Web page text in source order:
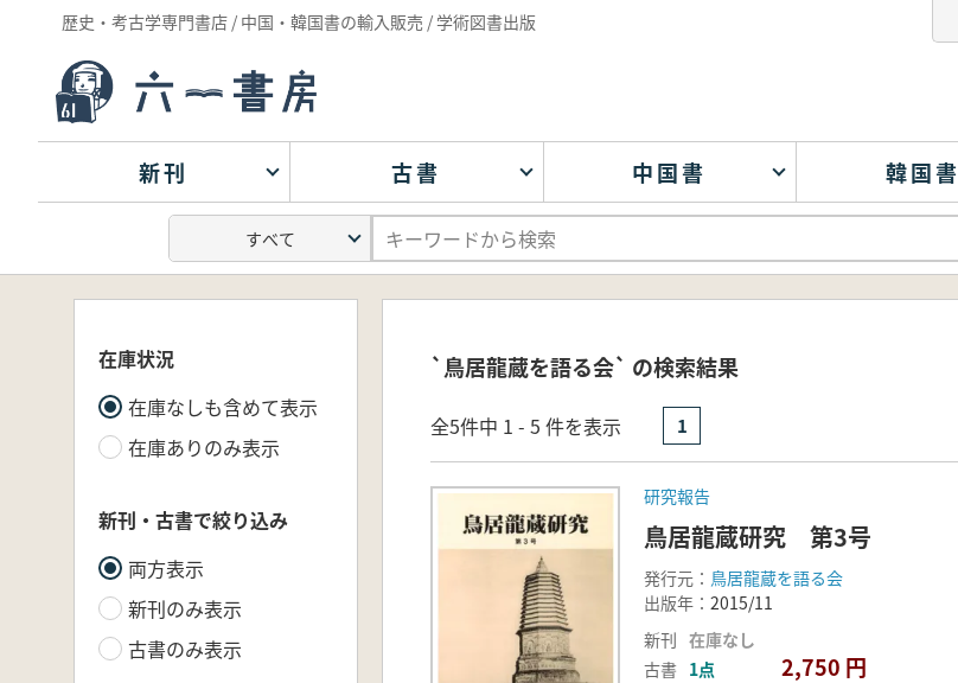
歴史・考古学専門書店 / 中国・韓国書の輸入販売 / 学術図書出版
新刊 古書 中国書 韓国書
在庫状況
在庫なしも含めて表示
在庫ありのみ表示
新刊・古書で絞り込み
両方表示
新刊のみ表示
古書のみ表示
`鳥居龍蔵を語る会` の検索結果
全5件中 1 - 5 件を表示 1
研究報告
鳥居龍蔵研究 第3号
発行元： 鳥居龍蔵を語る会
出版年： 2015/11
新刊 在庫なし
古書 1点 2,750 円